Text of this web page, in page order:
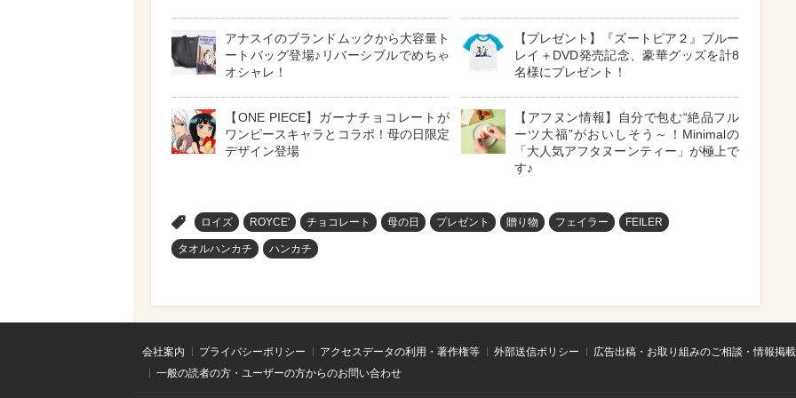
アナスイのブランドムックから大容量ト
ートバッグ登場♪リバーシブルでめちゃ
オシャレ！
【プレゼント】『ズートピア２』ブルー
レイ＋DVD発売記念、豪華グッズを計8
名様にプレゼント！
【ONE PIECE】ガーナチョコレートが
ワンピースキャラとコラボ！母の日限定
デザイン登場
【アフヌン情報】自分で包む“絶品フル
ーツ大福”がおいしそう～！Minimalの
「大人気アフタヌーンティー」が極上で
す♪
ロイズ ROYCE' チョコレート 母の日 プレゼント 贈り物 フェイラー FEILER
タオルハンカチ ハンカチ
会社案内 プライバシーポリシー アクセスデータの利用・著作権等 外部送信ポリシー
広告出稿・お取り組みのご相談・情報掲
一般の読者の方・ユーザーの方からのお問い合わせ